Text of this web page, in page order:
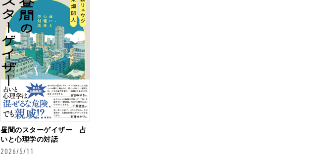
昼間のスターゲイザー 占
いと心理学の対話
2026/5/11